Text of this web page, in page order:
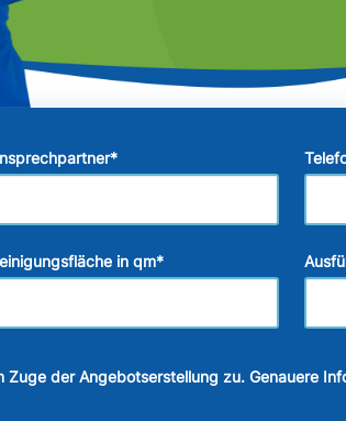
*
in qm*
Zuge der Angebotserstellung zu. Genauere